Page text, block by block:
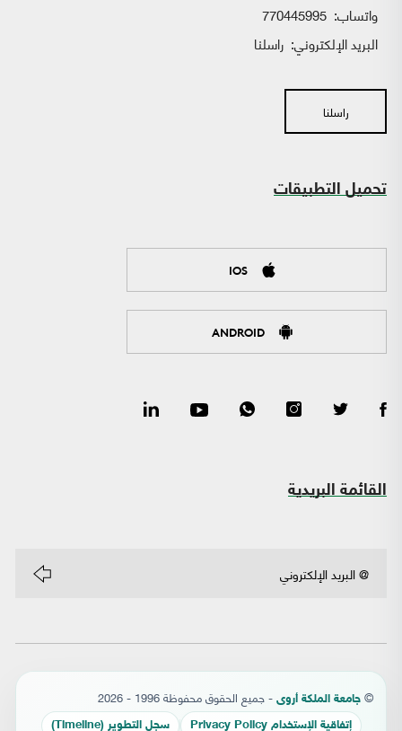
واتساب:
البريد الإلكتروني: راسلنا
راسلنا
تحميل التطبيقات
IOS
ANDROID
القائمة البريدية
© جامعة الملكة أروى - جميع الحقوق محفوظة 1996 - 2026
إتفاقية الإستخدام Privacy Policy سجل التطوير (Timeline)